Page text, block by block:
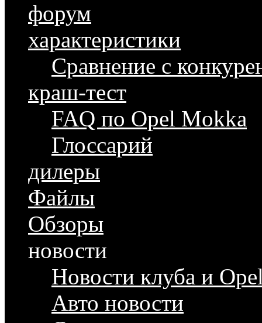
форум
характеристики
Сравнение с
краш-тест
FAQ по Opel Mokka
Глоссарий
дилеры
Файлы
Обзоры
новости
Новости клуба и
Авто новости